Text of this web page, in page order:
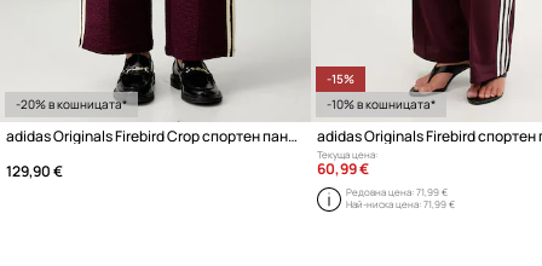
-20% в кошницата*
adidas Originals Firebird Crop спортен панталон дамски
129,90 €
-15%
-10% в кошницата*
Текуща цена:
60,99 €
Редовна цена:71,99 €
Най-ниска цена:71,99 €